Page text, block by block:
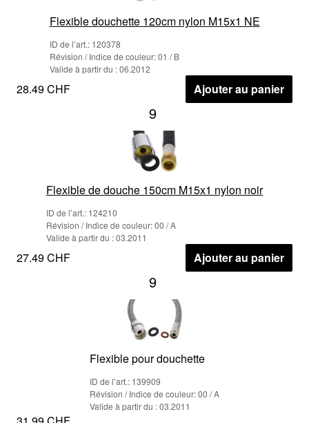
Flexible douchette 120cm nylon M15x1 NE
ID de l’art.: 120378
Révision / Indice de couleur: 01 / B
Valide à partir du : 06.2012
28.49 CHF Ajouter au panier
9
Flexible de douche 150cm M15x1 nylon noir
ID de l’art.: 124210
Révision / Indice de couleur: 00 / A
Valide à partir du : 03.2011
27.49 CHF Ajouter au panier
9
Flexible pour douchette
ID de l’art.: 139909
Révision / Indice de couleur: 00 / A
Valide à partir du : 03.2011